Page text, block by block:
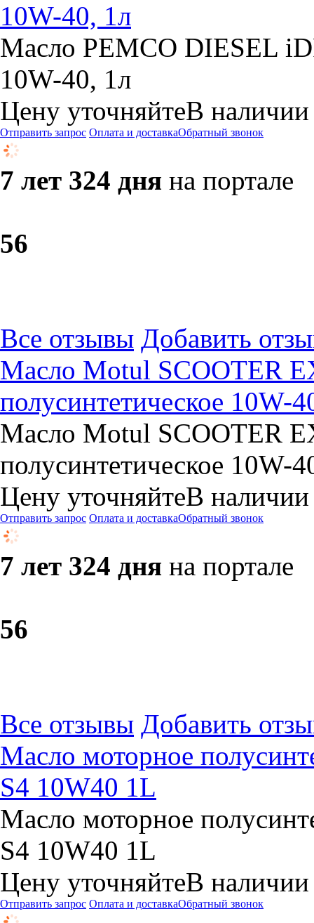
10W-40, 1л
Масло PEMCO DIESEL
10W-40, 1л
Цену уточняйтеВ наличии
Отправить запрос Оплата и доставкаОбратный звонок
7 лет 324 дня на портале
56
Все отзывы Добавить
Масло Motul SCOOTER
полусинтетическое 10W-
Масло Motul SCOOTER
полусинтетическое 10W-
Цену уточняйтеВ наличии
Отправить запрос Оплата и доставкаОбратный звонок
7 лет 324 дня на портале
56
Все отзывы Добавить
Масло моторное
S4 10W40 1L
Масло моторное
S4 10W40 1L
Цену уточняйтеВ наличии
Отправить запрос Оплата и доставкаОбратный звонок